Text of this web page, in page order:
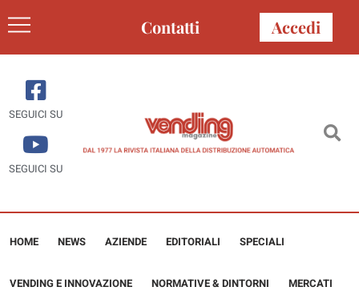
Contatti Accedi
SEGUICI SU
SEGUICI SU
HOME NEWS AZIENDE EDITORIALI SPECIALI
VENDING E INNOVAZIONE NORMATIVE & DINTORNI MERCATI